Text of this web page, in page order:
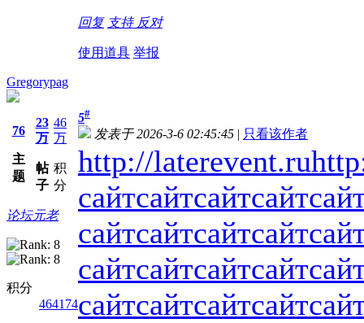
回复 支持 反对
使用道具 举报
Gregorypag
76
主
题
23
万
帖
子
46
万
积
分
论坛元老
积分
464174
5#
发表于 2026-3-6 02:45:45 | 只看该作者
http://laterevent.ru
сайтсайтсайтсайт
сайтсайтсайтсайт
сайтсайтсайтсайт
сайтсайтсайтсайт